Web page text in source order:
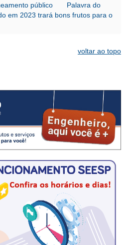
público
Palavra do
em 2023 trará bons frutos para o
voltar ao topo